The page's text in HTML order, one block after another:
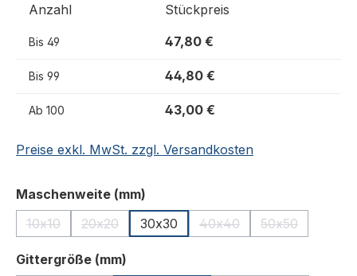
Anzahl Stückpreis
Bis 49 47,80 €
Bis 99 44,80 €
Ab 100 43,00 €
Preise exkl. MwSt. zzgl. Versandkosten
Maschenweite (mm)
10x10
(Diese Option ist zurzeit nicht verfügbar.)
20x20
(Diese Option ist zurzeit nicht verfügbar.)
30x30 40x40
(Diese Option ist zurzeit
50x50
(Diese Option
Gittergröße (mm)